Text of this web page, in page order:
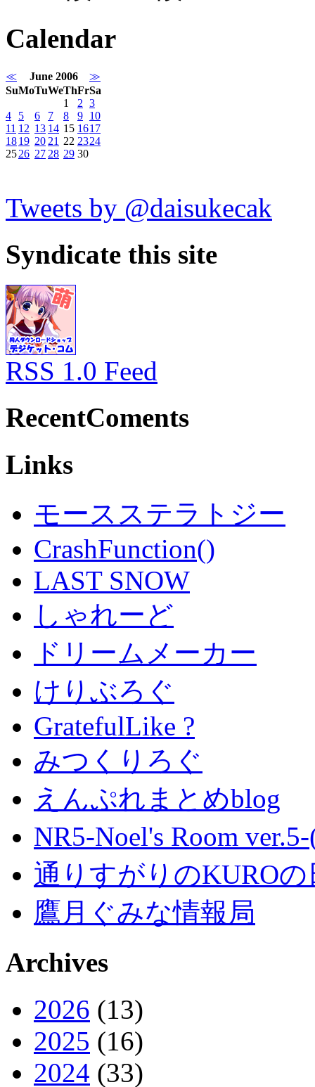
Calendar
≪ June 2006
≫
SuMoTuWeThFrSa
1
2 3
4
5 6 7 8 9 10
11 12 13 14 15 1617
1819 20 21 22 2324
2526 27 28 29 30
Tweets by @daisukecak
Syndicate this site
RSS 1.0 Feed
RecentComents
Links
モースステラトジー
CrashFunction()
LAST SNOW
しゃれーど
ドリームメーカー
けりぶろぐ
GratefulLike ?
みつくりろぐ
えんぷれまとめblog
NR5-Noel's Room
通りすがりのKURO
鷹月ぐみな情報局
Archives
2026 (13)
2025 (16)
2024 (33)